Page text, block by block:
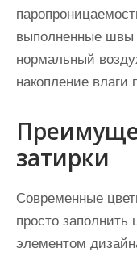
выполненные швы
нормальный
накопление влаги
затирки
Современные
просто
элементом